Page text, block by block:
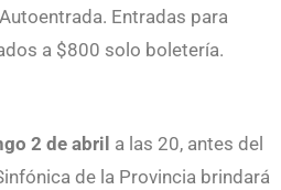
Entradas para
a $800 solo boletería.
2 de abril a las 20, antes del
de la Provincia brindará